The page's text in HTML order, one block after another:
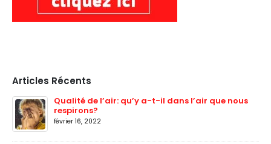
Articles Récents
Qualité de l’air: qu’y a-t-il dans l’air que nous
respirons?
février 16, 2022